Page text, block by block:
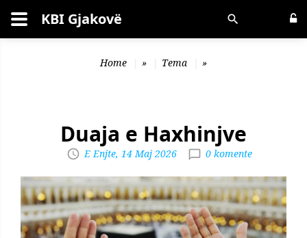
Kërko KBI Gjakovë
Home » Tema »
Duaja e Haxhinjve
E Enjte, 14 Maj 2026 0 komente